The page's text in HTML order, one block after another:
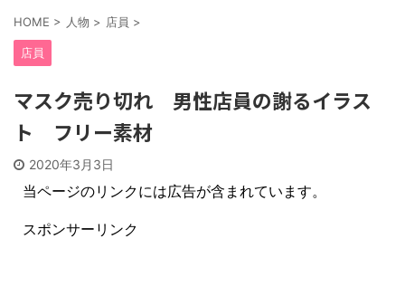
HOME > 人物 > 店員 >
店員
マスク売り切れ 男性店員の謝るイラス
ト フリー素材
2020年3月3日
当ページのリンクには広告が含まれています。
スポンサーリンク